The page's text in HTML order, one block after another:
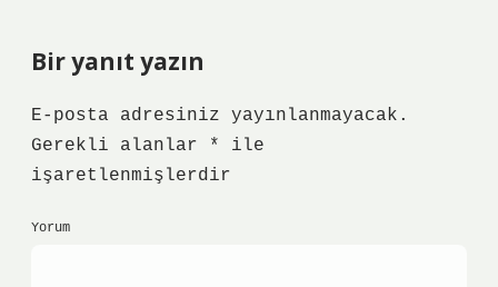
Bir yanıt yazın
E-posta adresiniz yayınlanmayacak.
Gerekli alanlar
*
ile
işaretlenmişlerdir
Yorum